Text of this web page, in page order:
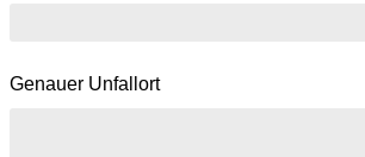
Genauer Unfallort